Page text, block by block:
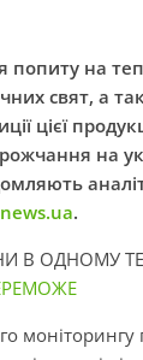
попиту на
свят, а
цієї
на
.
В ОДНОМУ
моніторингу